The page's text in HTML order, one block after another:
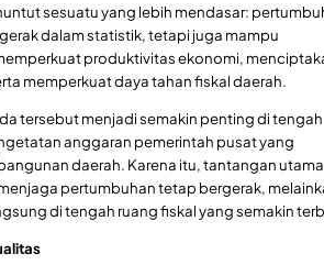
sesuatu yang lebih mendasar:
dalam statistik, tetapi juga mampu
produktivitas ekonomi,
memperkuat daya tahan fiskal daerah.
tersebut menjadi semakin penting di tengah
anggaran pemerintah pusat yang
daerah. Karena itu, tantangan utama
pertumbuhan tetap bergerak,
di tengah ruang fiskal yang semakin